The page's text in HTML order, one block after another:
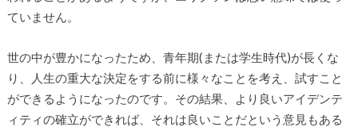
ていません。
世の中が豊かになったため、青年期(または学生時代)が長くな
り、人生の重大な決定をする前に様々なことを考え、試すこと
ができるようになったのです。その結果、より良いアイデンテ
ィティの確立ができれば、それは良いことだという意見もある